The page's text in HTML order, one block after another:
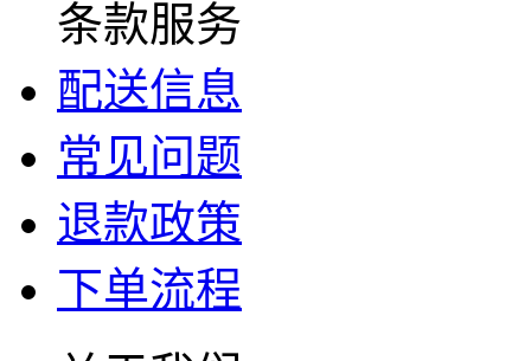
条款服务
配送信息
常见问题
退款政策
下单流程